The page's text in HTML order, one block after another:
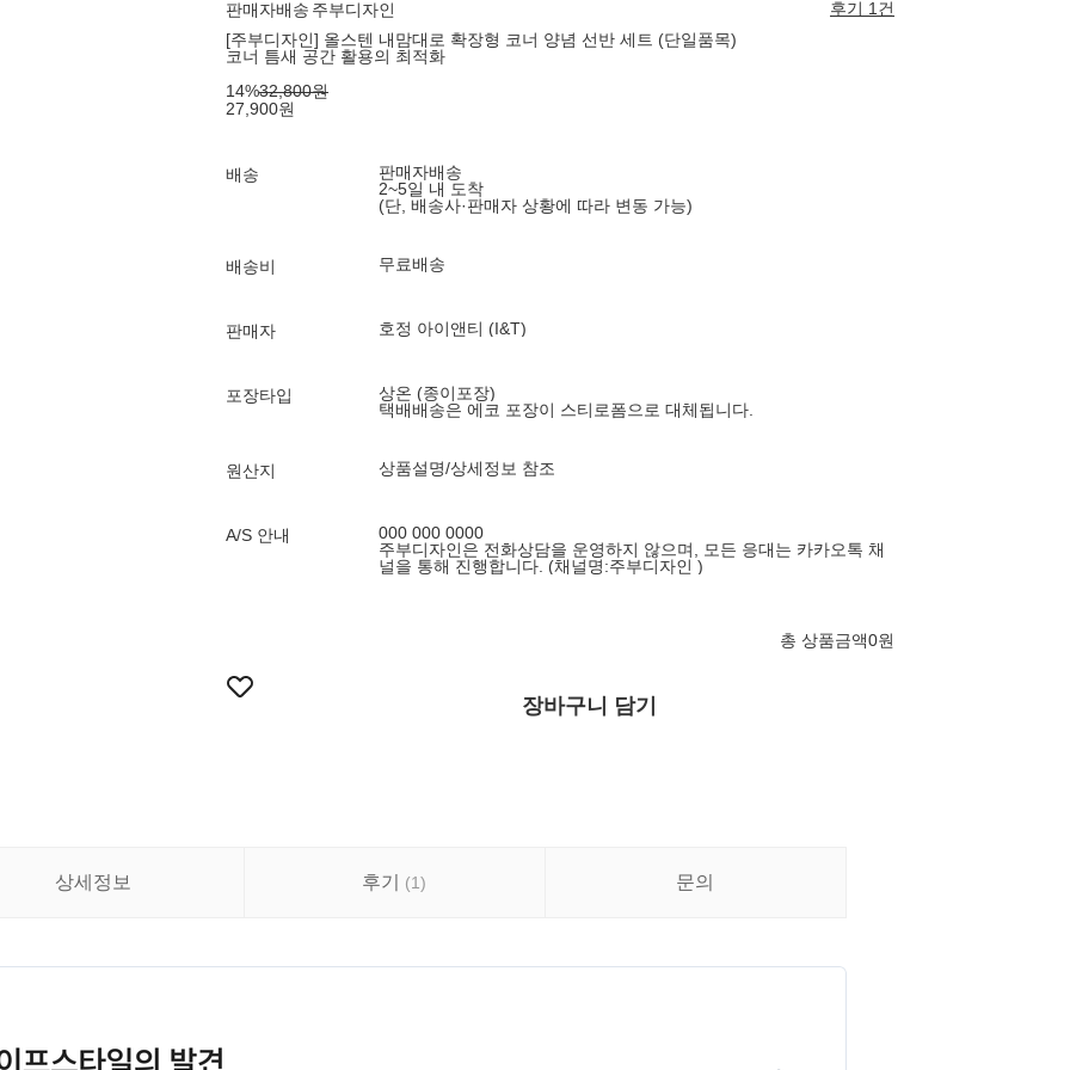
판매자배송 주부디자인
후기 1건
[주부디자인] 올스텐 내맘대로 확장형 코너 양념 선반 세트 (단일품목)
코너 틈새 공간 활용의 최적화
14%32,800원
27,900원
배송
판매자배송
2~5일 내 도착
(단, 배송사·판매자 상황에 따라 변동 가능)
배송비 무료배송
판매자 호정 아이앤티 (I&T)
포장타입
상온 (종이포장)
택배배송은 에코 포장이 스티로폼으로 대체됩니다.
원산지 상품설명/상세정보 참조
A/S 안내
000 000 0000
주부디자인은 전화상담을 운영하지 않으며, 모든 응대는 카카오톡 채
널을 통해 진행합니다. (채널명:주부디자인 )
총 상품금액0원
장바구니 담기
상세정보 후기 (1) 문의